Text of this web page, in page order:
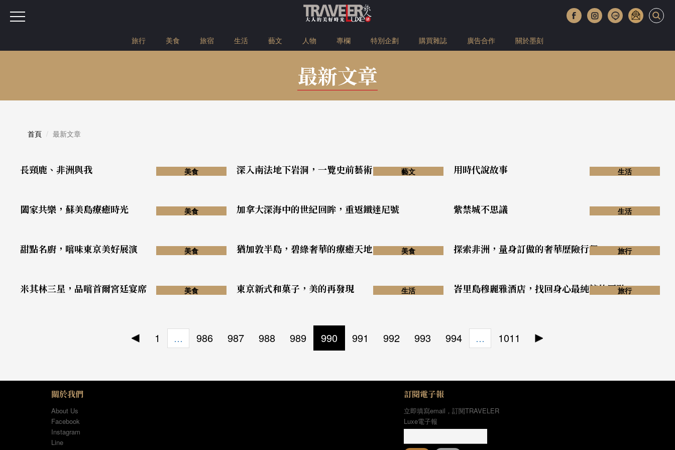
旅行 美食 旅宿 生活 藝文 人物 專欄 特別企劃 購買雜誌 廣告合作 關於墨刻
最新文章
首頁 最新文章
長頸鹿、非洲與我 美食 深入南法地下岩洞，一覽史前藝術 藝文 用時代說故事 生活
闔家共樂，蘇美島療癒時光 美食 加拿大深海中的世紀回眸，重返鐵達尼號 紫禁城不思議 生活
甜點名廚，嚐味東京美好展演 美食 猶加敦半島，碧綠奢華的療癒天地 美食 探索非洲，量身訂做的奢華歷險行程 旅行
米其林三星，品嚐首爾宮廷宴席 美食 東京新式和菓子，美的再發現 生活 峇里島穆麗雅酒店，找回身心最純粹的原點旅行
1 … 986 987 988 989 990 991 992 993 994 … 1011
關於我們
About Us
Facebook
Instagram
Line
訂閱電子報
立即填寫email，訂閱TRAVELER
Luxe電子報